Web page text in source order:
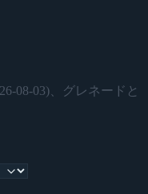
08-03)、グレネードと